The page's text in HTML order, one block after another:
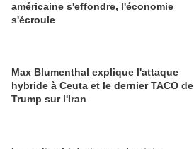
américaine s'effondre, l'économie
s'écroule
Max Blumenthal explique l'attaque
hybride à Ceuta et le dernier TACO de
Trump sur l'Iran